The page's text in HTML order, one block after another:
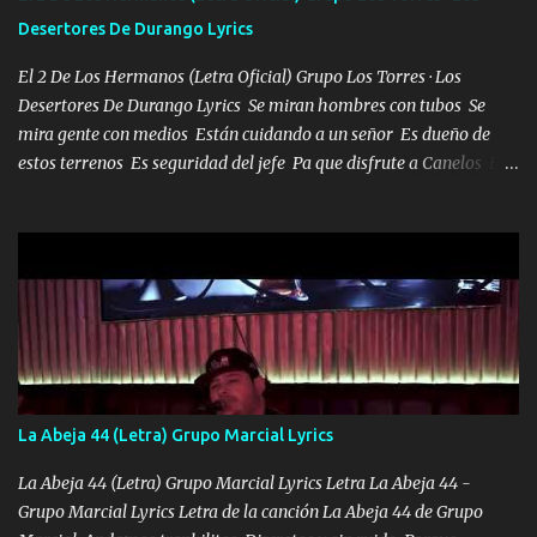
se ve limpio el camino nos confiamos al andar y nunca con la
misma piedra me vuelvo a tropezar Cuando ando de enamorado
en corto me tiró a per...
Desertores De Durango Lyrics
El 2 De Los Hermanos (Letra Oficial) Grupo Los Torres · Los
Desertores De Durango Lyrics Se miran hombres con tubos Se
mira gente con medios Están cuidando a un señor Es dueño de
estos terrenos Es seguridad del jefe Pa que disfrute a Canelos Es
ni tampoco las mujeres porque es platica de grandes por eso hay
que estar alegres doy las instrucciones para atender los deberes
Música Si es que salta algún problema de confianza tengo gente
ahí está el Hombre Cuarenta y también Pariente 7 arreglan
cualquier problema no más es cuestión que ordené NOS HACE
FALTA UN HERMANO DE CLAVE ERA EL 24 SIEMPRE FUE UN
HOMBRE VALIENTE POR ALGO M'URIÓ PELEAND0 SIEMPRE
VIO POR LA FAMILIA PARA QUE SIGA EL LEGADO Es el DOS de
los HERMANOS un cerebro inteligente y com...
La Abeja 44 (Letra) Grupo Marcial Lyrics
La Abeja 44 (Letra) Grupo Marcial Lyrics Letra La Abeja 44 -
Grupo Marcial Lyrics Letra de la canción La Abeja 44 de Grupo